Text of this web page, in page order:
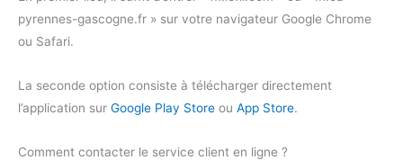
pyrennes-gascogne.fr » sur votre navigateur Google Chrome
ou Safari.
La seconde option consiste à télécharger directement
l’application sur Google Play Store ou App Store.
Comment contacter le service client en ligne ?